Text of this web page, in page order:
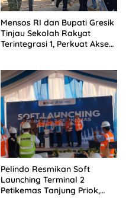
Mensos RI dan Bupati Gresik
Tinjau Sekolah Rakyat
Terintegrasi 1, Perkuat Akses
Pelindo Resmikan Soft
Launching Terminal 2
Petikemas Tanjung Priok,